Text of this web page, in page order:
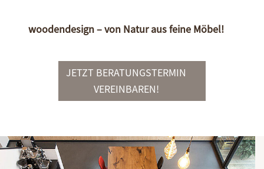
woodendesign – von Natur aus feine Möbel!
JETZT BERATUNGSTERMIN
VEREINBAREN!